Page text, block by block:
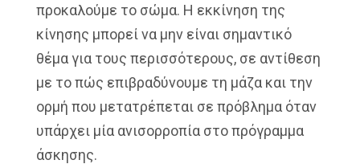
προκαλούμε το σώμα. Η εκκίνηση της
κίνησης μπορεί να μην είναι σημαντικό
θέμα για τους περισσότερους, σε αντίθεση
με το πώς επιβραδύνουμε τη μάζα και την
ορμή που μετατρέπεται σε πρόβλημα όταν
υπάρχει μία ανισορροπία στο πρόγραμμα
άσκησης.